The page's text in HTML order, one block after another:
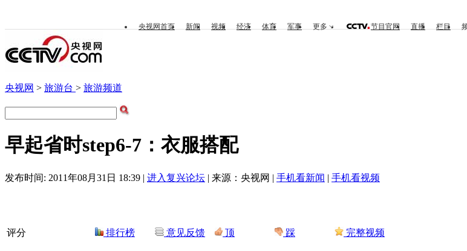
央视网首页 新闻 视频 经济 体育 军事 更多 节目官网 直播 栏目
央视网 > 旅游台 > 旅游频道
早起省时step6-7：衣服搭配
发布时间: 2011年08月31日 18:39 | 进入复兴论坛 | 来源：央视网 | 手机看新闻 | 手机看视频
评分 排行榜 意见反馈 顶 踩 完整视频